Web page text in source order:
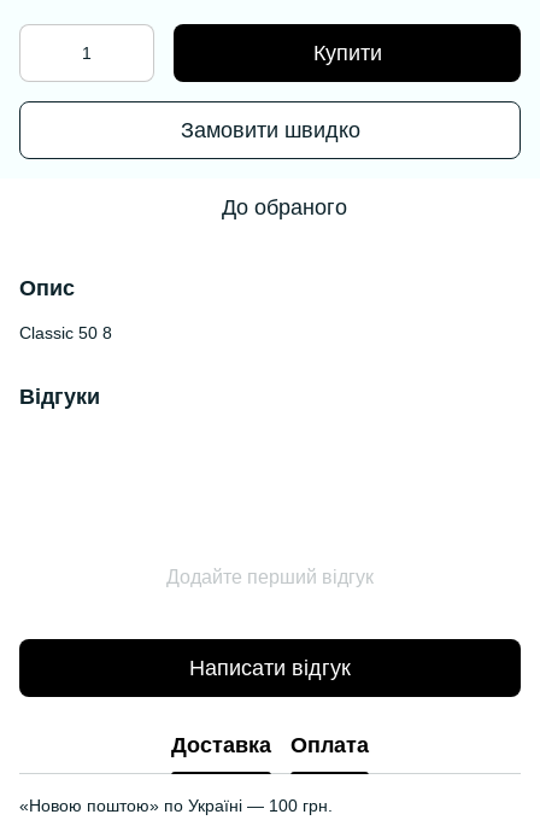
Купити
Замовити швидко
До обраного
Опис
Classic 50 8
Відгуки
Додайте перший відгук
Написати відгук
Доставка Оплата
«Новою поштою» по Україні — 100 грн.